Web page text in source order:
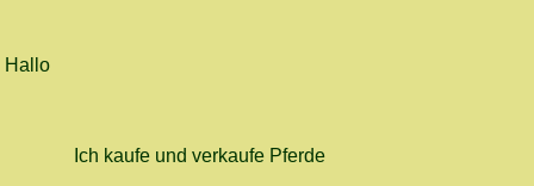
Hallo
Ich kaufe und verkaufe Pferde